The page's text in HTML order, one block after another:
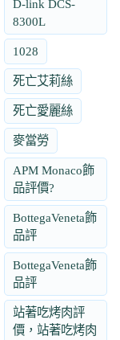
D-link DCS-
8300L
1028
死亡艾莉絲
死亡愛麗絲
麥當勞
APM Monaco飾
品評價?
BottegaVeneta飾
品評
BottegaVeneta飾
品評
站著吃烤肉評
價，站著吃烤肉